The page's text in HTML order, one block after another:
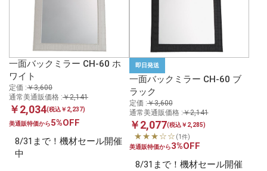
一面バックミラー CH-60 ホ
ワイト
定価 :￥3,600
通常美通販価格 :￥2,141
￥2,034(税込￥2,237)
美通販特価から5%OFF
8/31まで！機材セール開催
中
即日発送
一面バックミラー CH-60 ブ
ラック
定価 :￥3,600
通常美通販価格 :￥2,141
￥2,077(税込￥2,285)
★★★☆☆ (1件)
美通販特価から3%OFF
8/31まで！機材セール開催